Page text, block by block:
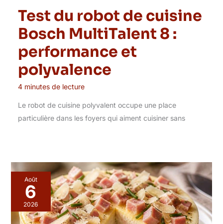
Test du robot de cuisine
Bosch MultiTalent 8 :
performance et
polyvalence
4 minutes de lecture
Le robot de cuisine polyvalent occupe une place
particulière dans les foyers qui aiment cuisiner sans
Août
6
2026